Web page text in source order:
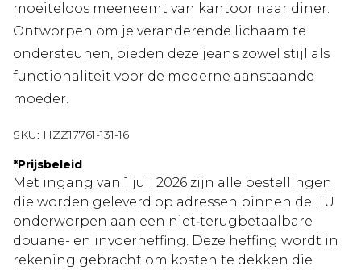
moeiteloos meeneemt van kantoor naar diner.
Ontworpen om je veranderende lichaam te
ondersteunen, bieden deze jeans zowel stijl als
functionaliteit voor de moderne aanstaande
moeder.
SKU: HZZ17761-131-16
*Prijsbeleid
Met ingang van 1 juli 2026 zijn alle bestellingen
die worden geleverd op adressen binnen de EU
onderworpen aan een niet‑terugbetaalbare
douane- en invoerheffing. Deze heffing wordt in
rekening gebracht om kosten te dekken die